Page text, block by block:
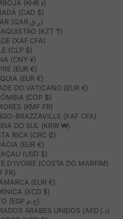
(KHR ៛)
(CAD $)
CATAR (QAR ر.ق)
(KZT ₸)
(XAF CFA)
(CLP $)
(CNY ¥)
(EUR €)
(EUR €)
DO VATICANO (EUR €)
(COP $)
(KMF FR)
BRAZZAVILLE (XAF CFA)
DO SUL (KRW ₩)
RICA (CRC ₡)
(EUR €)
(USD $)
D’IVOIRE (COSTA DO MARFIM)
FR)
(EUR €)
(XCD $)
EGITO (EGP ج.م)
EMIRADOS ÁRABES UNIDOS (AED د.إ)